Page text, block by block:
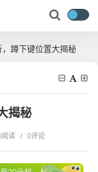
蹲下键位置大揭秘
揭秘
读 / 0评论